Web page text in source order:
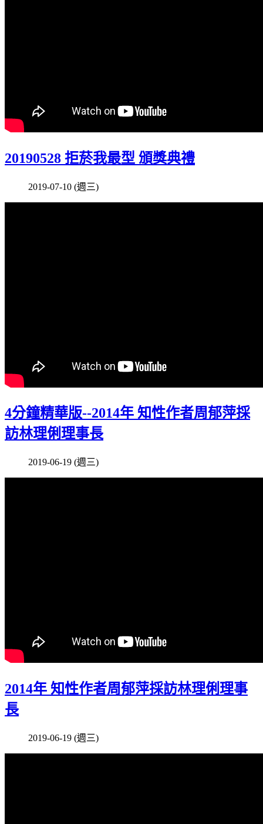
20190528 拒菸我最型 頒獎典禮
2019-07-10 (週三)
4分鐘精華版--2014年 知性作者周郁萍採
訪林理俐理事長
2019-06-19 (週三)
2014年 知性作者周郁萍採訪林理俐理事
長
2019-06-19 (週三)